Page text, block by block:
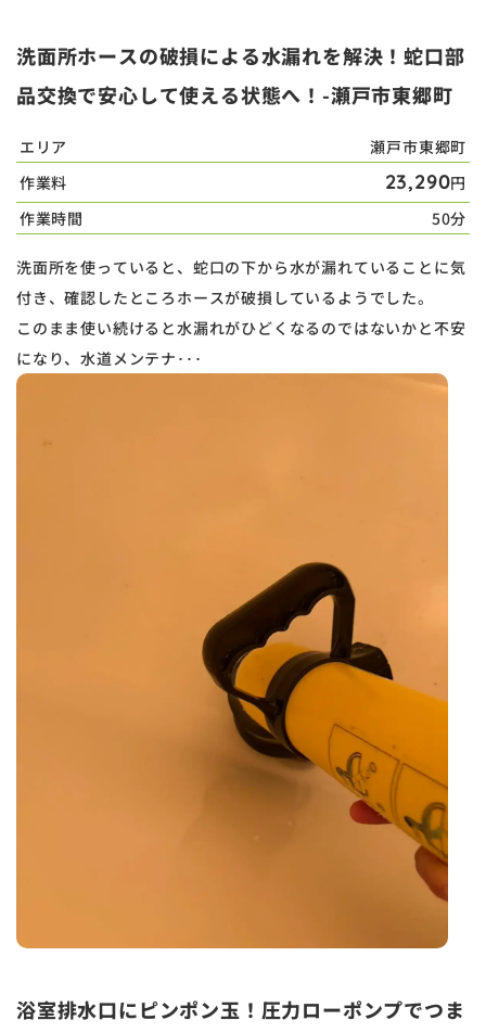
洗面所ホースの破損による水漏れを解決！蛇口部
品交換で安心して使える状態へ！-瀬戸市東郷町
エリア
瀬戸市東郷町
作業料
23,290円
作業時間
50分
洗面所を使っていると、蛇口の下から水が漏れていることに気
付き、確認したところホースが破損しているようでした。
このまま使い続けると水漏れがひどくなるのではないかと不安
になり、水道メンテナ･･･
浴室排水口にピンポン玉！圧力ローポンプでつま